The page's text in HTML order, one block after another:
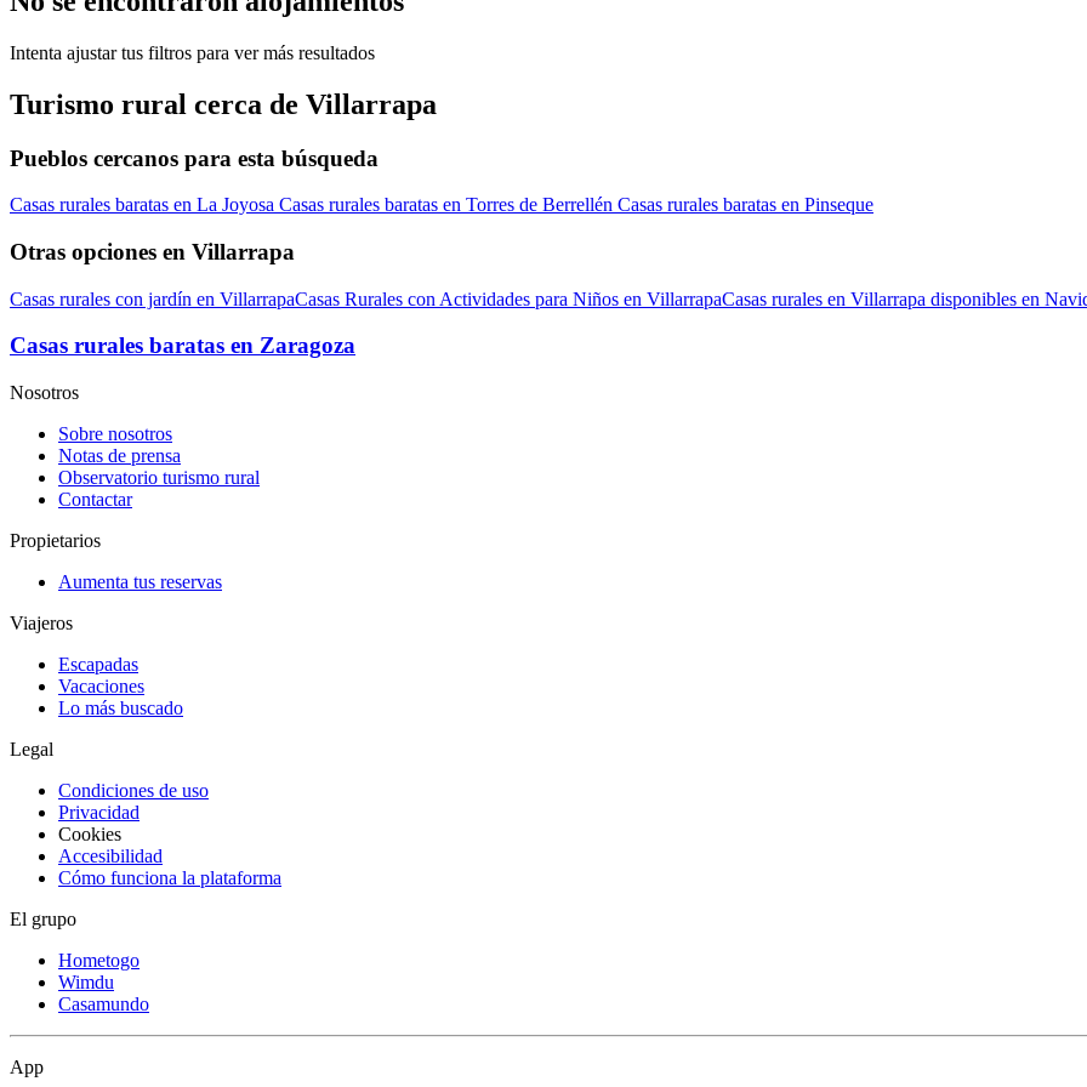
Intenta ajustar tus filtros para ver más resultados
Turismo rural cerca de Villarrapa
Pueblos cercanos para esta búsqueda
Casas rurales baratas en La Joyosa Casas rurales baratas en Torres de Berrellén Casas rurales baratas en Pinseque
Otras opciones en Villarrapa
Casas rurales con jardín en VillarrapaCasas Rurales con Actividades para Niños en VillarrapaCasas rurales en Villarrapa disponibles en
Casas rurales baratas en Zaragoza
Nosotros
Sobre nosotros
Notas de prensa
Observatorio turismo rural
Contactar
Propietarios
Aumenta tus reservas
Viajeros
Escapadas
Vacaciones
Lo más buscado
Legal
Condiciones de uso
Privacidad
Cookies
Accesibilidad
Cómo funciona la plataforma
El grupo
Hometogo
Wimdu
Casamundo
App